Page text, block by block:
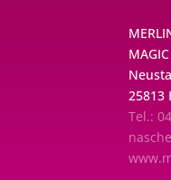
25813
Tel.: